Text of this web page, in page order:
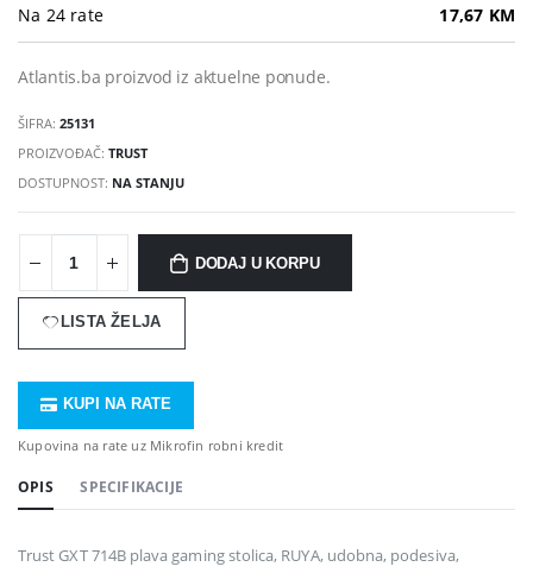
Na 24 rate
17,67 KM
Atlantis.ba proizvod iz aktuelne ponude.
ŠIFRA:25131
PROIZVOĐAČ:TRUST
DOSTUPNOST: NA STANJU
DODAJ U KORPU
LISTA ŽELJA
KUPI NA RATE
Kupovina na rate uz Mikrofin robni kredit
OPIS SPECIFIKACIJE
Trust GXT 714B plava gaming stolica, RUYA, udobna, podesiva,